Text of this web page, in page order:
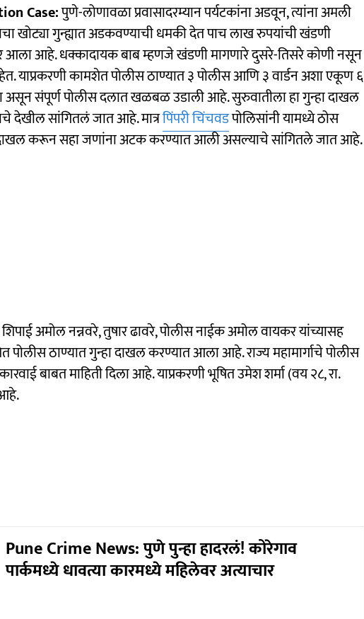
Case:पुणे-लोणावळा प्रवासादरम्यान पर्यटकांना अडवून, त्यांना अमली
खोट्या गुन्ह्यात अडकवण्याची धमकी देत पाच लाख रुपयांची खंडणी
आला आहे. धक्कादायक बाब म्हणजे खंडणी मागणारे दुसरे-तिसरे कोणी नसून
याप्रकरणी कामशेत पोलीस ठाण्यात ३ पोलीस आणि ३ वार्डन अशा एकूण ६
संपूर्ण पोलीस दलात खळबळ उडाली आहे. सुरुवातीला हा गुन्हा दाखल
देखील सांगितलं जात आहे. मात्रपिंपरी चिंचवडपोलिसांनी यामध्ये ठोस
दाखल करून सहा जणांना अटक करण्यात आली असल्याचे सांगितले जात आहे.
शिपाई अमोल नन्नवरे, तुषार ढावरे, पोलीस नाईक अमोल वायकर यांच्यासह
पोलीस ठाण्यात गुन्हा दाखल करण्यात आला आहे. राज्य महामार्गाचे पोलीस
बाबत माहिती दिला आहे. याप्रकरणी भूषित उमेश शर्मा (वय २८, रा.
Pune Crime News: पुणे पुन्हा हादरलं! कोरेगाव
पार्कमध्ये धावत्या कारमध्ये महिलेवर अत्याचार